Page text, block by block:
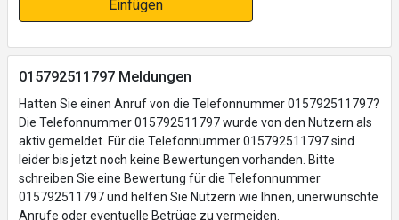
Einfügen
015792511797 Meldungen
Hatten Sie einen Anruf von die Telefonnummer 015792511797?
Die Telefonnummer 015792511797 wurde von den Nutzern als
aktiv gemeldet. Für die Telefonnummer 015792511797 sind
leider bis jetzt noch keine Bewertungen vorhanden. Bitte
schreiben Sie eine Bewertung für die Telefonnummer
015792511797 und helfen Sie Nutzern wie Ihnen, unerwünschte
Anrufe oder eventuelle Betrüge zu vermeiden.